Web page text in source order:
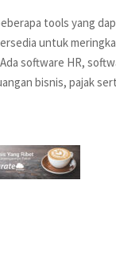
tools yang
untuk
software HR,
bisnis, pajak